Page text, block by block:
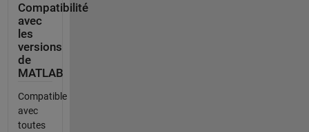
Compatibilité
avec
les
versions
de
MATLAB
Compatible
avec
toutes